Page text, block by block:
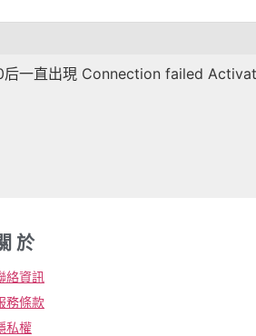
后一直出現 Connection failed
於
絡資訊
務條款
私權